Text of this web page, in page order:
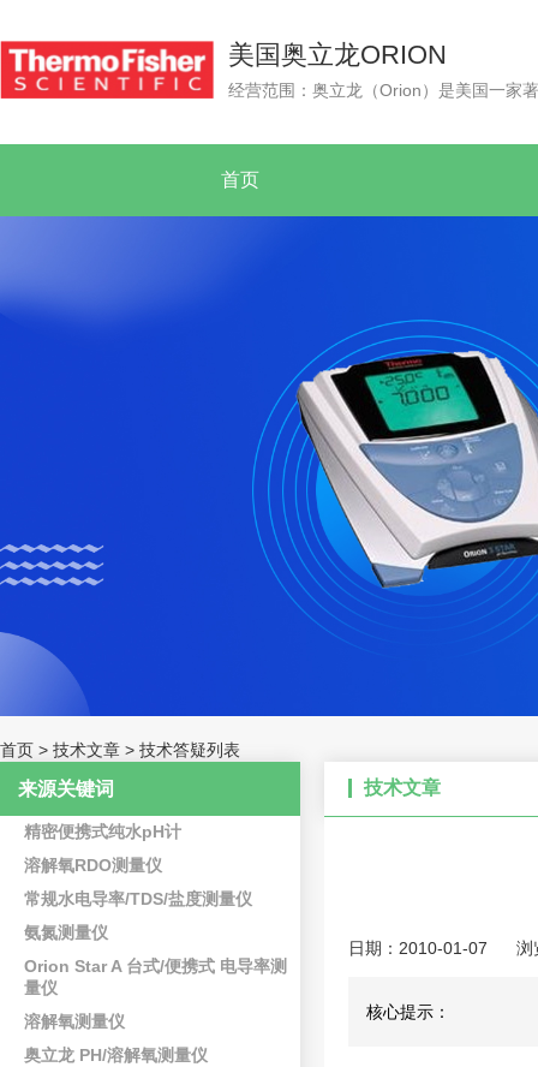
美国奥立龙ORION
首页
首页 > 技术文章 > 技术答疑列表
来源关键词
精密便携式纯水pH计
溶解氧RDO测量仪
常规水电导率/TDS/盐度测量仪
氨氮测量仪
Orion Star A 台式/便携式 电导率测
量仪
溶解氧测量仪
奥立龙 PH/溶解氧测量仪
技术文章
日期：2010-01-07 浏
核心提示：